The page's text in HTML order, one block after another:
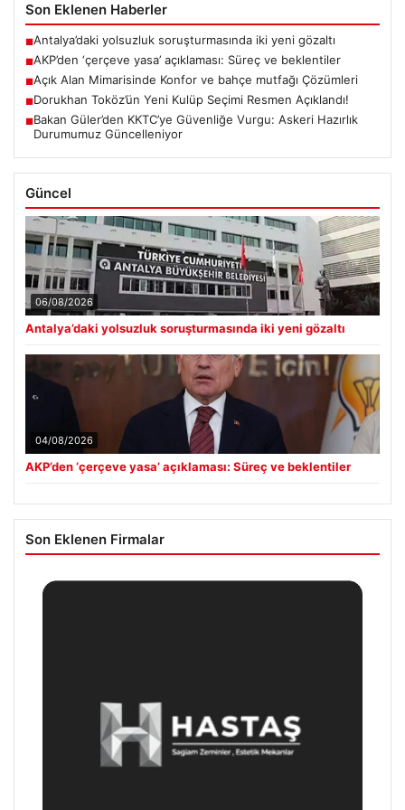
Son Eklenen Haberler
■Antalya’daki yolsuzluk soruşturmasında iki yeni gözaltı
■AKP’den ‘çerçeve yasa’ açıklaması: Süreç ve beklentiler
■Açık Alan Mimarisinde Konfor ve bahçe mutfağı Çözümleri
■Dorukhan Toköz’ün Yeni Kulüp Seçimi Resmen Açıklandı!
■Bakan Güler’den KKTC’ye Güvenliğe Vurgu: Askeri Hazırlık
Durumumuz Güncelleniyor
Güncel
06/08/2026
Antalya’daki yolsuzluk soruşturmasında iki yeni gözaltı
04/08/2026
AKP’den ‘çerçeve yasa’ açıklaması: Süreç ve beklentiler
Son Eklenen Firmalar